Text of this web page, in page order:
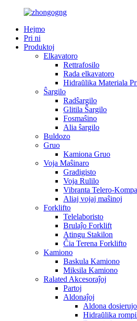
Hejmo
Pri ni
Produktoj
Elkavatoro
Rettrafosilo
Rada elkavatoro
Hidraŭlika Materiala
Ŝargilo
Radŝargilo
Glitila Ŝargilo
Fosmaŝino
Alia ŝargilo
Buldozo
Gruo
Kamiona Gruo
Voja Maŝinaro
Gradigisto
Voja Rulilo
Vibranta Telero-
Aliaj vojaj maŝinoj
Forklifto
Telelaboristo
Brulaĵo Forklift
Atingu Stakilon
Ĉia Terena Forklifto
Kamiono
Baskula Kamiono
Miksila Kamiono
Ralated Akcesoraĵoj
Partoj
Aldonaĵoj
Aldona dosierujo
Hidraŭlika